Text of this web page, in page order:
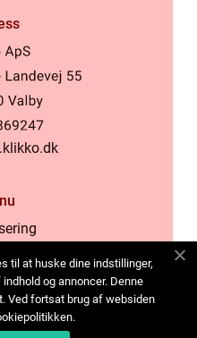
oss
til at huske dine indstillinger,
og annoncer. Denne
Ved fortsat brug af websiden